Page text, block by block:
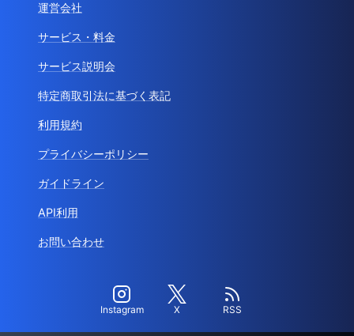
運営会社
サービス・料金
サービス説明会
特定商取引法に基づく表記
利用規約
プライバシーポリシー
ガイドライン
API利用
お問い合わせ
Instagram X RSS